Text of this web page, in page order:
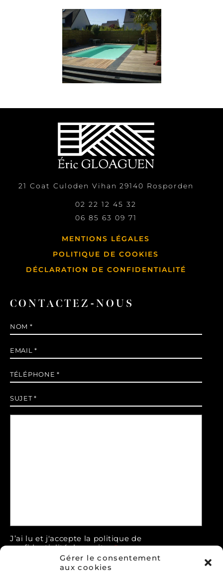
Gérer le consentement
aux cookies
21 Coat Culoden Vihan 29140 Rosporden
02 22 12 45 32
06 85 63 09 71
MENTIONS LÉGALES
POLITIQUE DE COOKIES
DÉCLARATION DE CONFIDENTIALITÉ
CONTACTEZ-NOUS
Nom
E-
mail *
Téléphone *
Sujet *
J’ai lu et j'accepte la politique de
confidentialité de ce site. *
> Déclaration de confidentialité